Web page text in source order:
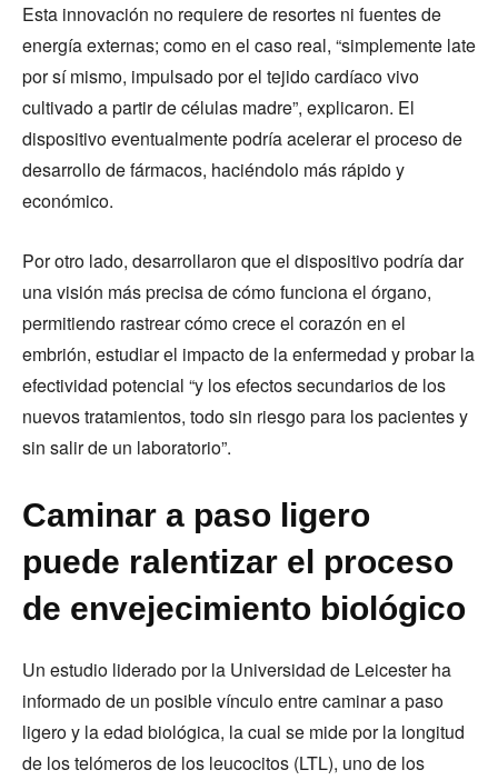
Esta innovación no requiere de resortes ni fuentes de
energía externas; como en el caso real, “simplemente late
por sí mismo, impulsado por el tejido cardíaco vivo
cultivado a partir de células madre”, explicaron. El
dispositivo eventualmente podría acelerar el proceso de
desarrollo de fármacos, haciéndolo más rápido y
económico.
Por otro lado, desarrollaron que el dispositivo podría dar
una visión más precisa de cómo funciona el órgano,
permitiendo rastrear cómo crece el corazón en el
embrión, estudiar el impacto de la enfermedad y probar la
efectividad potencial “y los efectos secundarios de los
nuevos tratamientos, todo sin riesgo para los pacientes y
sin salir de un laboratorio”.
Caminar a paso ligero
puede ralentizar el proceso
de envejecimiento biológico
Un estudio liderado por la Universidad de Leicester ha
informado de un posible vínculo entre caminar a paso
ligero y la edad biológica, la cual se mide por la longitud
de los telómeros de los leucocitos (LTL), uno de los